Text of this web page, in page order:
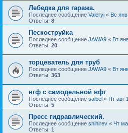
Лебедка для гаража.
Последнее сообщение Valeryi « Вс
Ответы: 8
Пескоструйка
Последнее сообщение JAWA9 « Вт
Ответы: 20
торцеватель для труб
Последнее сообщение JAWA9 « Вт
Ответы: 363
нгф с самодельной вфг
Последнее сообщение saibel « Пт авг
Ответы: 5
Пресс гидравлический.
Последнее сообщение shihirev « Чт
Ответы: 1